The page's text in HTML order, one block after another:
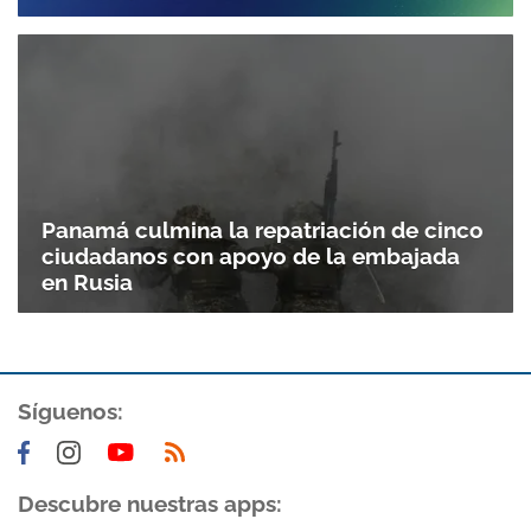
Panamá culmina la repatriación de cinco
ciudadanos con apoyo de la embajada
en Rusia
Síguenos:
Descubre nuestras apps: